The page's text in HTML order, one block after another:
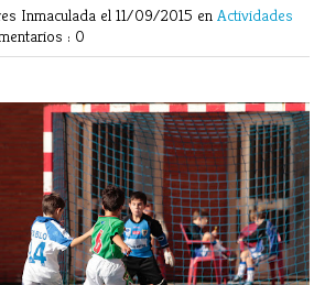
Inmaculada el 11/09/2015 en Actividades
: 0